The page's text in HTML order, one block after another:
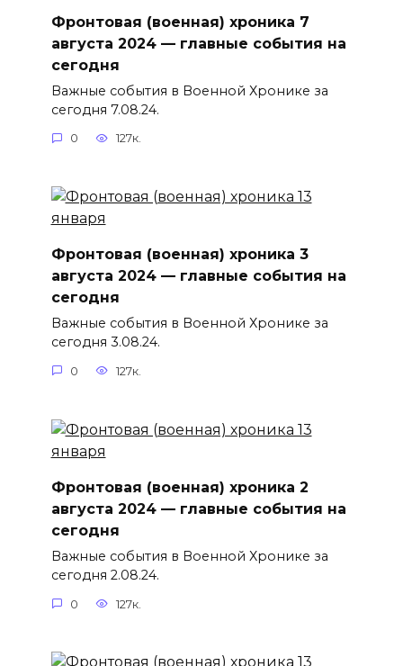
Фронтовая (военная) хроника 7
августа 2024 — главные события на
сегодня
Важные события в Военной Хронике за
сегодня 7.08.24.
0 127к.
Фронтовая (военная) хроника 3
августа 2024 — главные события на
сегодня
Важные события в Военной Хронике за
сегодня 3.08.24.
0 127к.
Фронтовая (военная) хроника 2
августа 2024 — главные события на
сегодня
Важные события в Военной Хронике за
сегодня 2.08.24.
0 127к.